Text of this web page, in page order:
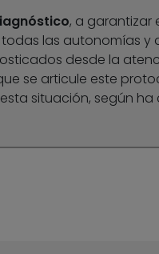
, a garantizar
las autonomías y
desde la
se articule este
situación, según